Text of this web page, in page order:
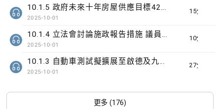
15分鐘
10.1.5 政府未來十年房屋供應目標42萬個單位
2025-10-01
10分鐘
10.1.4 立法會討論施政報告措施 議員關注識別高危家庭
2025-10-01
27分鐘
10.1.3 自動車測試擬擴展至啟德及九龍灣
2025-10-01
更多 (176)